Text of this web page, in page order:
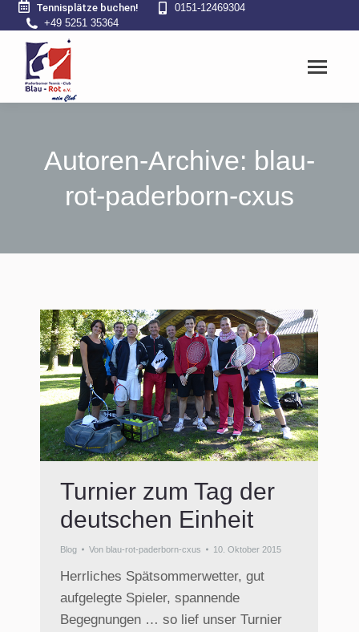
Tennisplätze buchen!
0151-12469304
+49 5251 35364
Autoren-Archive: blau-
rot-paderborn-cxus
Turnier zum Tag der
deutschen Einheit
Blog Von blau-rot-paderborn-cxus 10. Oktober 2015
Herrliches Spätsommerwetter, gut
aufgelegte Spieler, spannende
Begegnungen … so lief unser Turnier